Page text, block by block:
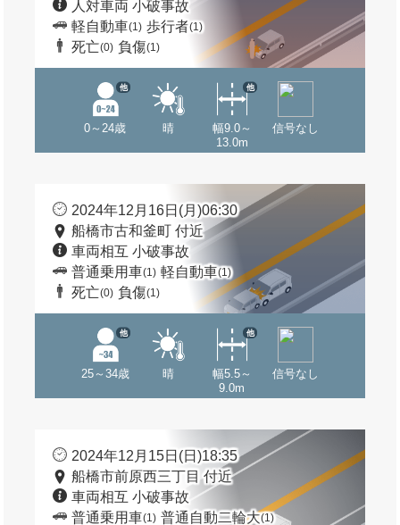
人対車両 小破事故
軽自動車(1) 歩行者(1)
死亡(0) 負傷(1)
0～24歳
他
晴
幅9.0～
13.0m
他
信号なし
2024年12月16日(月)06:30
船橋市古和釜町 付近
車両相互 小破事故
普通乗用車(1) 軽自動車(1)
死亡(0) 負傷(1)
25～34歳
他
晴
幅5.5～
9.0m
他
信号なし
2024年12月15日(日)18:35
船橋市前原西三丁目 付近
車両相互 小破事故
普通乗用車(1) 普通自動二輪大(1)